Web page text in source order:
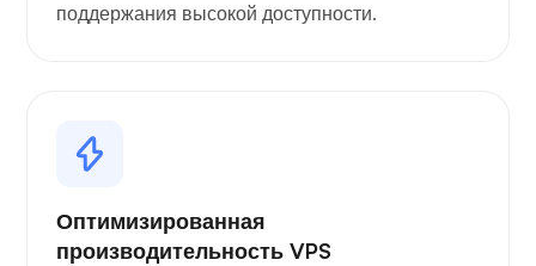
поддержания высокой доступности.
Оптимизированная
производительность VPS